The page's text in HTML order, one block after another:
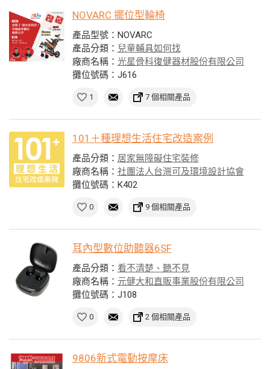
NOVARC 擺位型輪椅
產品型號：NOVARC
產品分類： 兒童輔具如何找
廠商名稱： 光星骨科復健器材股份有限公司
攤位號碼：J616
1 7 個相關產品
101＋種理想生活住宅改造案例
產品分類： 居家無障礙住宅裝修
廠商名稱： 社團法人台灣可及環境設計協會
攤位號碼：K402
0 9 個相關產品
耳內型數位助聽器6SF
產品分類： 看不清楚、聽不見
廠商名稱： 元健大和直販事業股份有限公司
攤位號碼：J108
0 2 個相關產品
9806新式電動按摩床